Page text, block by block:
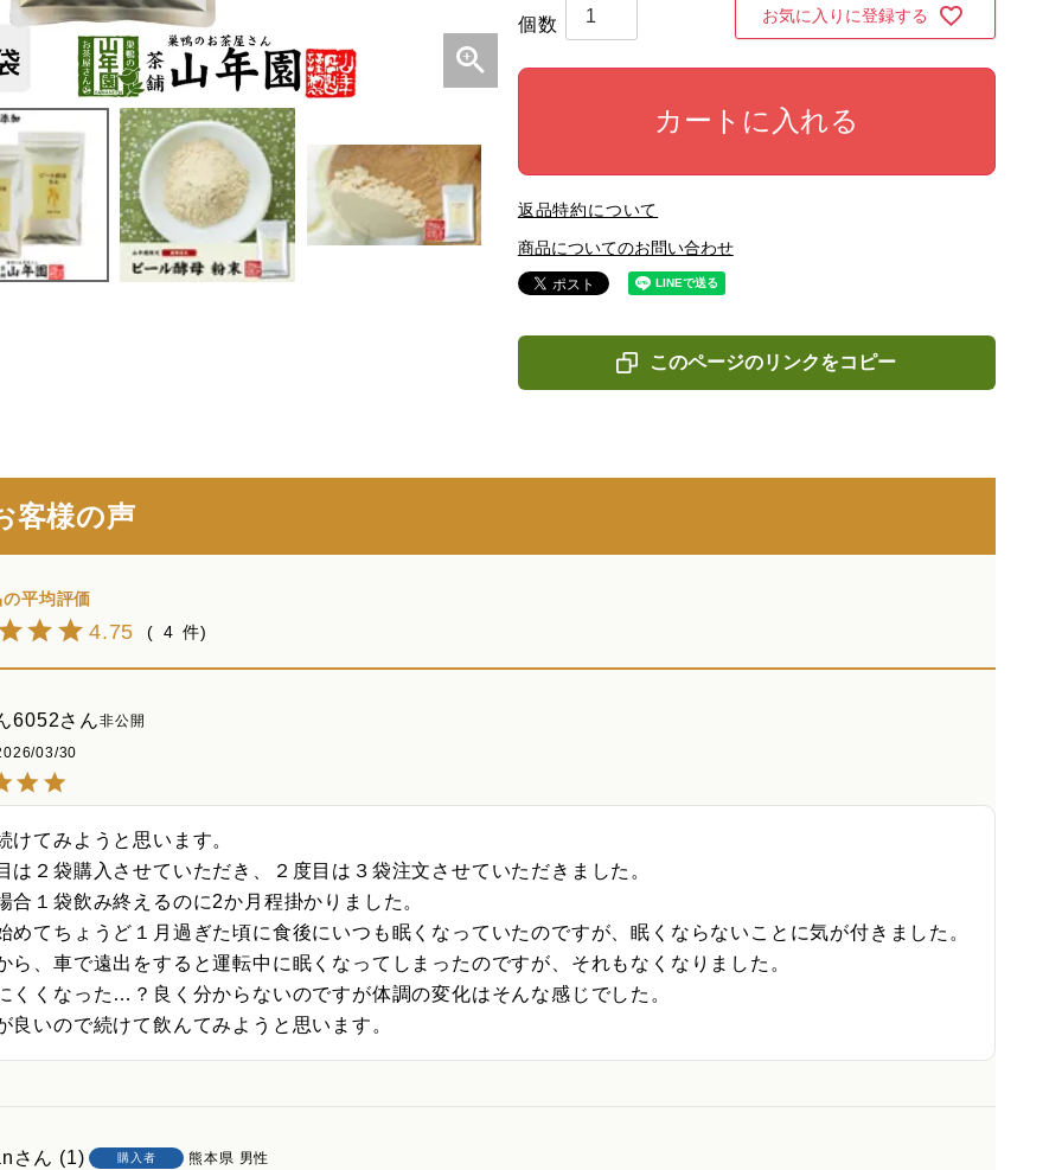
お気に入りに登録する
カートに入れる
返品特約について
商品についてのお問い合わせ
このページのリンクをコピー
客様の声
4.75 4
6052
非公開
03/30
けてみようと思います。
は２袋購入させていただき、２度目は３袋注文させていただきました。
合１袋飲み終えるのに2か月程掛かりました。
めてちょうど１月過ぎた頃に食後にいつも眠くなっていたのですが、眠くならないことに気が付きました。
ら、車で遠出をすると運転中に眠くなってしまったのですが、それもなくなりました。
くくなった…？良く分からないのですが体調の変化はそんな感じでした。
良いので続けて飲んてみようと思います。
1 購入者 熊本県 男性